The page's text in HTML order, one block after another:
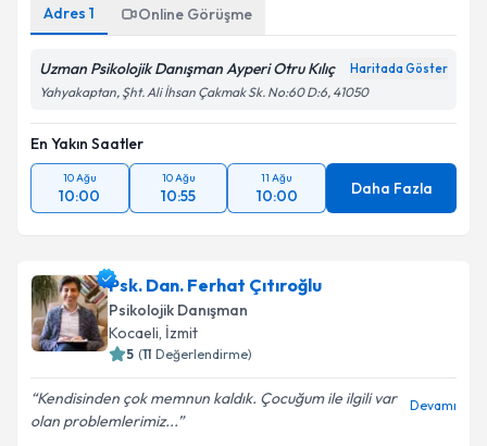
Adres 1 Online Görüşme
Uzman Psikolojik Danışman Ayperi Otru Kılıç Haritada Göster
Yahyakaptan, Şht. Ali İhsan Çakmak Sk. No:60 D:6, 41050
En Yakın Saatler
10 Ağu
10:00
10 Ağu
10:55
11 Ağu
10:00 Daha Fazla
Psk. Dan. Ferhat Çıtıroğlu
Psikolojik Danışman
Kocaeli, İzmit
5 (11 Değerlendirme)
Kendisinden çok memnun kaldık. Çocuğum ile ilgili var
olan problemlerimiz...
Devamı